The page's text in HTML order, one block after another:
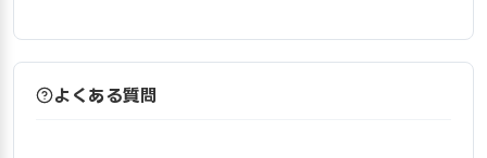
よくある質問